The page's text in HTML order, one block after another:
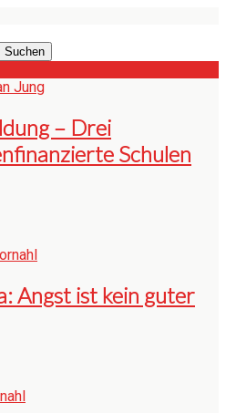
Jung
– Drei
Schulen
Angst ist kein guter